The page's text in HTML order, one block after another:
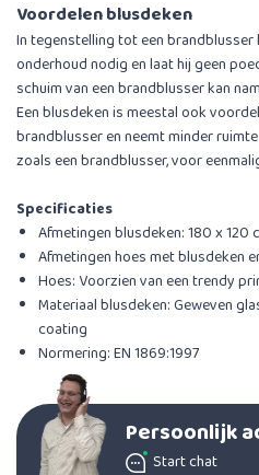
Voordelen blusdeken
In tegenstelling tot een brandblusser
onderhoud nodig en laat hij geen
schuim van een brandblusser kan
Een blusdeken is meestal ook
brandblusser en neemt minder
zoals een brandblusser, voor
Specificaties
Afmetingen blusdeken: 180 x 120
Afmetingen hoes met blusdeken
Hoes: Voorzien van een trendy
Materiaal blusdeken: Geweven
coating
Normering: EN 1869:1997
Persoonlijk
Start chat